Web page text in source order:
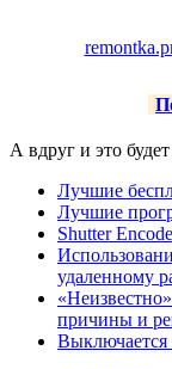
А вдруг и это
Лучшие
Лучшие
Shutter
удаленному
причины и
Выключается